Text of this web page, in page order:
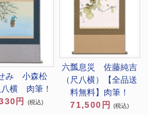
み 小森松
横 肉筆！
円
(税込)
六瓢息災 佐藤純吉
（尺八横）【全品送
料無料】肉筆！
71,500円 (税込)